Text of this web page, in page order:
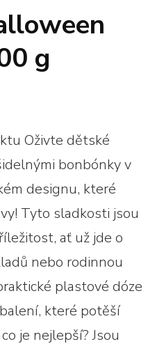
g
Oživte dětské
bonbónky v
designu, které
Tyto sladkosti jsou
ať už jde o
nebo rodinnou
plastové dóze
které potěší
je nejlepší? Jsou